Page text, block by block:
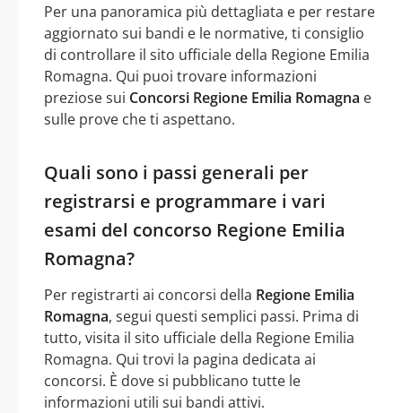
Per una panoramica più dettagliata e per restare
aggiornato sui bandi e le normative, ti consiglio
di controllare il sito ufficiale della Regione Emilia
Romagna. Qui puoi trovare informazioni
preziose sui Concorsi Regione Emilia Romagna e
sulle prove che ti aspettano.
Quali sono i passi generali per
registrarsi e programmare i vari
esami del concorso Regione Emilia
Romagna?
Per registrarti ai concorsi della Regione Emilia
Romagna, segui questi semplici passi. Prima di
tutto, visita il sito ufficiale della Regione Emilia
Romagna. Qui trovi la pagina dedicata ai
concorsi. È dove si pubblicano tutte le
informazioni utili sui bandi attivi.